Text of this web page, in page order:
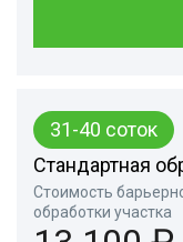
31-40 соток
Стандартная
Стоимость
обработки участка